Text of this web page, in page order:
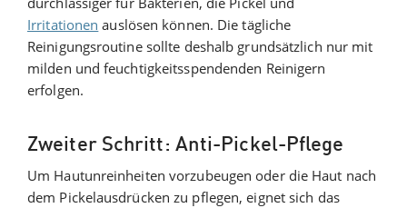
Irritationen auslösen können. Die tägliche
Reinigungsroutine sollte deshalb grundsätzlich nur mit
milden und feuchtigkeitsspendenden Reinigern
erfolgen.
Zweiter Schritt: Anti-Pickel-Pflege
Um Hautunreinheiten vorzubeugen oder die Haut nach
dem Pickelausdrücken zu pflegen, eignet sich das